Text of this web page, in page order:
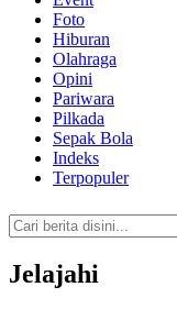
Foto
Hiburan
Olahraga
Opini
Pariwara
Pilkada
Sepak Bola
Indeks
Terpopuler
Jelajahi